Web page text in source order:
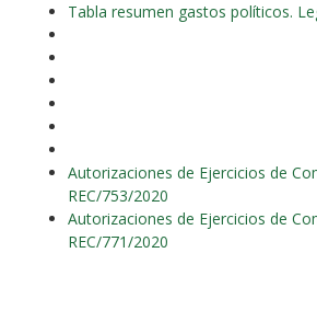
Autorizaciones de Ejercicios de
REC/753/2020
Autorizaciones de Ejercicios de
REC/771/2020